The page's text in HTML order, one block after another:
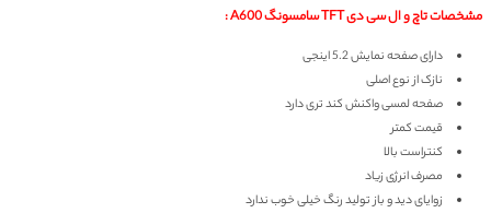
مشخصات تاچ و ال سی دی TFT سامسونگ A600 :
دارای صفحه نمایش 5.2 اینجی
نازک از نوع اصلی
صفحه لمسی واکنش کند تری دارد
قیمت کمتر
کنتراست بالا
مصرف انرژی زیاد
زوایای دید و باز تولید رنگ خیلی خوب ندارد